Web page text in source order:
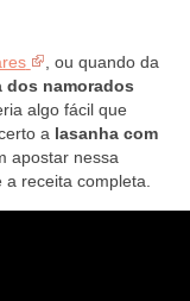
, ou quando da
dos namorados
algo fácil que
a lasanha com
apostar nessa
receita completa.